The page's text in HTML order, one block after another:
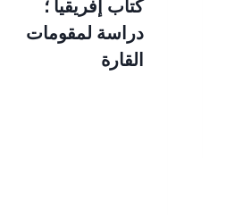
كتاب إفريقيا ؛
دراسة لمقومات
القارة